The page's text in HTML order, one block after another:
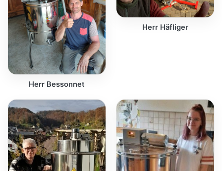
Herr Bessonnet
Herr Häfliger